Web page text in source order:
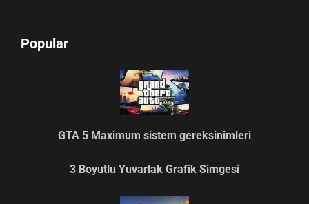
Popular
GTA 5 Maximum sistem gereksinimleri
3 Boyutlu Yuvarlak Grafik Simgesi